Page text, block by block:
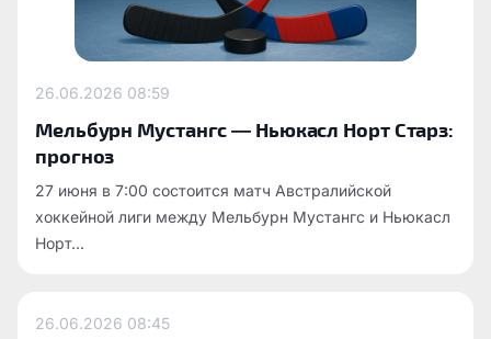
26.06.2026 08:59
Мельбурн Мустангс — Ньюкасл Норт Старз:
прогноз
27 июня в 7:00 состоится матч Австралийской
хоккейной лиги между Мельбурн Мустангс и Ньюкасл
Норт...
26.06.2026 08:45